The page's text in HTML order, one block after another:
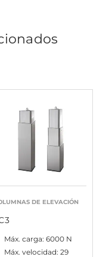
DE ELEVACIÓN
Máx. carga: 6000 N
Máx. velocidad: 29